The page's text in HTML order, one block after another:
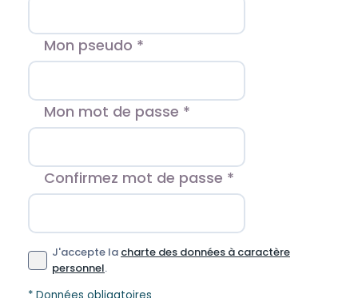
Mon pseudo *
Mon mot de passe *
Confirmez mot de passe *
J'accepte la charte des données à caractère
personnel.